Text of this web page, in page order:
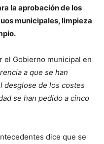
la aprobación de los
municipales, limpieza
el Gobierno municipal en
a que se han
desglose de los costes
se han pedido a cinco
dice que se